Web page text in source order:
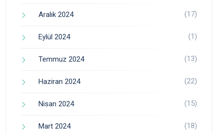
Aralık 2024 (17)
Eylül 2024 (1)
Temmuz 2024 (13)
Haziran 2024 (22)
Nisan 2024 (15)
Mart 2024 (18)